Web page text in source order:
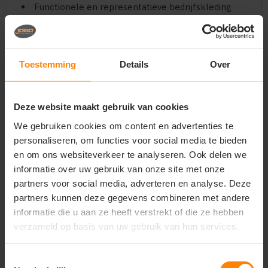
Toestemming Details Over
Deze website maakt gebruik van cookies
We gebruiken cookies om content en advertenties te
personaliseren, om functies voor social media te bieden
en om ons websiteverkeer te analyseren. Ook delen we
informatie over uw gebruik van onze site met onze
partners voor social media, adverteren en analyse. Deze
partners kunnen deze gegevens combineren met andere
informatie die u aan ze heeft verstrekt of die ze hebben
verzameld op basis van uw gebruik van hun services.
Functionele en representatieve bedrijfskleding
Uniforme werkkleding voor evenementencrews,
voor praktijkopleidingen, verenigingen en clubs
Materiaal:Duurzame en stevige materiaalmix met
comfortabele stretch voor optimale flexibiliteit
Opbergruimte:
functionele cargozakken op de benen en diepe
steekzakken
Pasvorm:Comfortabele en veelzijdige unisex-
pasvorm die geschikt is voor zowel mannen als
vrouwen
Duurzaamheid:Slijtvast en vormvast materiaal
met versterkte stiksels op de belangrijkste
drukpunten
Stijl:Stoer en functioneel cargo-ontwerp dat een